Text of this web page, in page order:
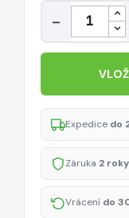
Množství
−
Expedice do
Záruka 2 roky
Vrácení do